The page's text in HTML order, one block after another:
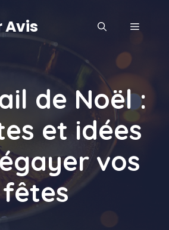
Avis MENU
de Noël :
et idées
vos
fêtes